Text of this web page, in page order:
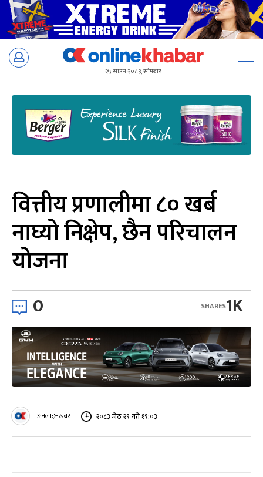
Skip
२५ साउन २०८३, सोमबार
वित्तीय प्रणालीमा ८० खर्ब
नाघ्यो निक्षेप, छैन परिचालन
योजना
0 1K
SHARES
अनलाइनखबर २०८३ जेठ २९ गते १९:०३